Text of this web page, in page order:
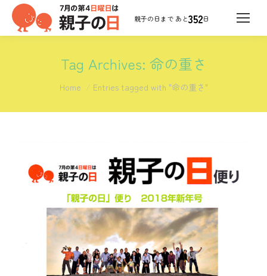
352日
Tag Archives: 命の重さ
You are here:
Home Entries tagged with "命の重さ"